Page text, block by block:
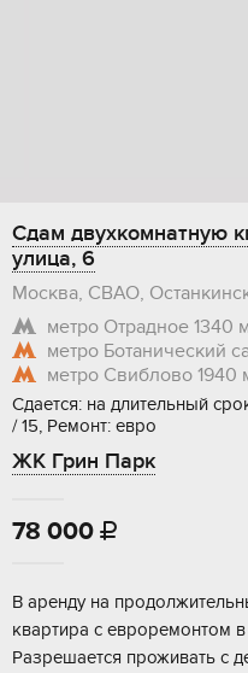
Сдам двухкомнатную
улица, 6
Москва, СВАО,
метро Отрадное 1340 м
метро Ботанический
метро Свиблово 1940
Сдается: на длительный
/ 15, Ремонт: евро
ЖК Грин Парк
78 000 
В аренду на
квартира с евроремонтом
Разрешается проживать с